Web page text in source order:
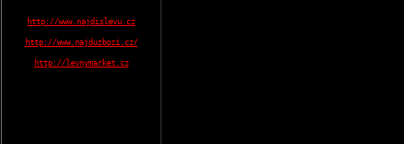
http://www.najdislevu.cz
http://www.najduzbozi.cz/
http://levnymarket.cz